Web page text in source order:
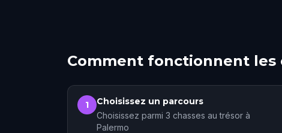
Comment fonctionnent les
1 Choisissez un parcours
Choisissez parmi 3 chasses au trésor à
Palermo